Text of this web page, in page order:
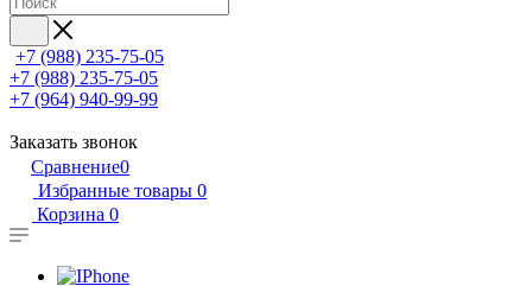
+7 (988) 235-75-05
+7 (988) 235-75-05
+7 (964) 940-99-99
Заказать звонок
Сравнение0
Избранные товары 0
Корзина 0